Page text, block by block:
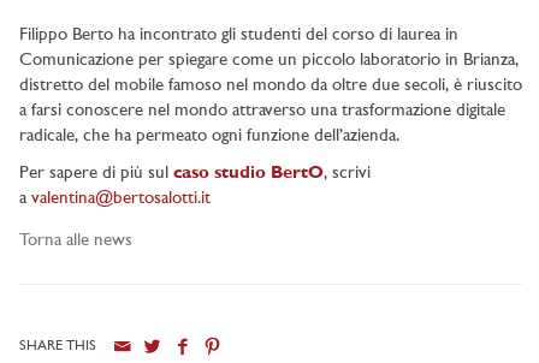
Filippo Berto ha incontrato gli studenti del corso di laurea in
Comunicazione per spiegare come un piccolo laboratorio in Brianza,
distretto del mobile famoso nel mondo da oltre due secoli, è riuscito
a farsi conoscere nel mondo attraverso una trasformazione digitale
radicale, che ha permeato ogni funzione dell’azienda.
Per sapere di più sul caso studio BertO, scrivi
a valentina@bertosalotti.it
Torna alle news
SHARE THIS